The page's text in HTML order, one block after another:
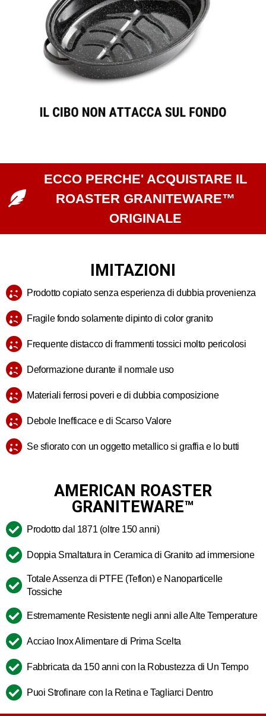
ECCO PERCHE' ACQUISTARE IL
ROASTER GRANITEWARE™
ORIGINALE
IMITAZIONI
Prodotto copiato senza esperienza di dubbia provenienza
Fragile fondo solamente dipinto di color granito
Frequente distacco di frammenti tossici molto pericolosi
Deformazione durante il normale uso
Materiali ferrosi poveri e di dubbia composizione
Debole Inefficace e di Scarso Valore
Se sfiorato con un oggetto metallico si graffia e lo butti
AMERICAN ROASTER
GRANITEWARE™
Prodotto dal 1871 (oltre 150 anni)
Doppia Smaltatura in Ceramica di Granito ad immersione
Totale Assenza di PTFE (Teflon) e Nanoparticelle
Tossiche
Estremamente Resistente negli anni alle Alte Temperature
Acciao Inox Alimentare di Prima Scelta
Fabbricata da 150 anni con la Robustezza di Un Tempo
Puoi Strofinare con la Retina e Tagliarci Dentro